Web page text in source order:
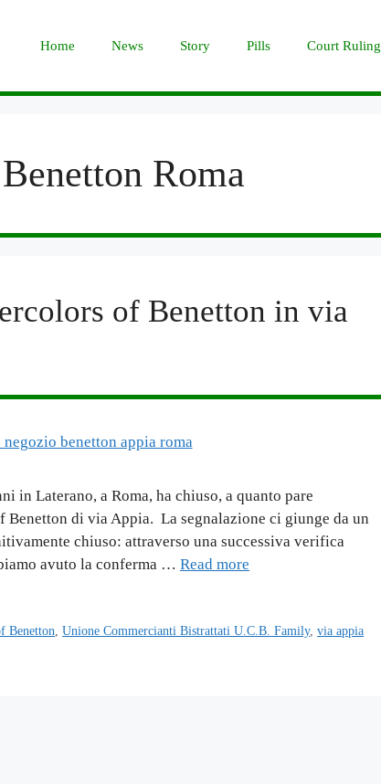
Home News Story Pills Court Ruling
Roma
of Benetton in via
in Laterano, a Roma, ha chiuso, a quanto pare
di via Appia. La segnalazione ci giunge da un
chiuso: attraverso una successiva verifica
avuto la conferma … Read more
Benetton ,Unione Commercianti Bistrattati U.C.B. Family,via appia